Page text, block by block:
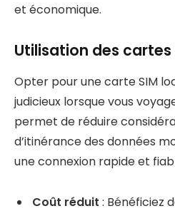
et économique.
Utilisation des cartes
Opter pour une carte SIM
judicieux lorsque vous
permet de réduire
d’itinérance des données
une connexion rapide et
Coût réduit : Bénéficiez